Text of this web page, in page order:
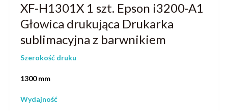
XF-H1301X 1 szt. Epson i3200-A1
Głowica drukująca Drukarka
sublimacyjna z barwnikiem
Szerokość druku
1300 mm
Wydajność